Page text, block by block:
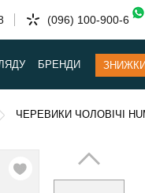
(096) 100-900-6
БРЕНДИ ЗНИЖКИ
ЧЕРЕВИКИ ЧОЛОВІЧІ